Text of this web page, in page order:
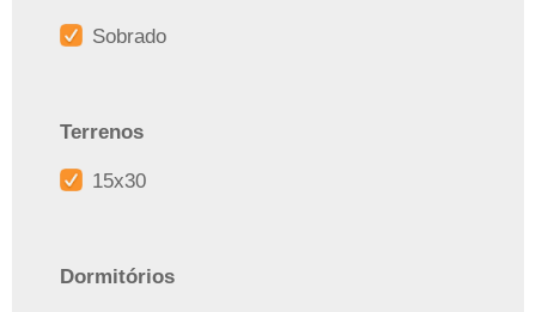
Sobrado
Terrenos
15x30
Dormitórios